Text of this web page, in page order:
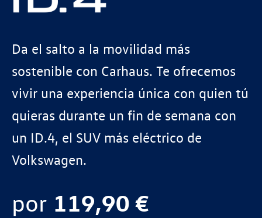
Da el salto a la movilidad más
sostenible con Carhaus. Te ofrecemos
vivir una experiencia única con quien tú
quieras durante un fin de semana con
un ID.4, el SUV más eléctrico de
Volkswagen.
por 119,90 €